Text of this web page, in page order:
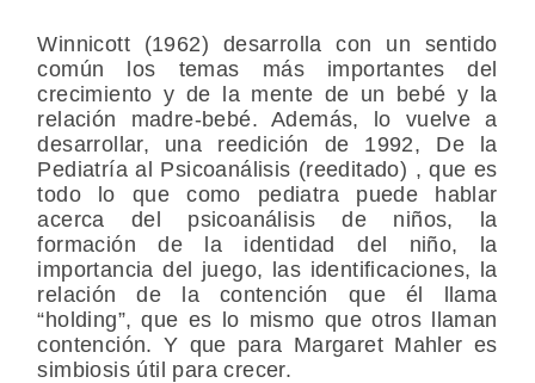
Winnicott (1962) desarrolla con un sentido
común los temas más importantes del
crecimiento y de la mente de un bebé y la
relación madre-bebé. Además, lo vuelve a
desarrollar, una reedición de 1992, De la
Pediatría al Psicoanálisis (reeditado) , que es
todo lo que como pediatra puede hablar
acerca del psicoanálisis de niños, la
formación de la identidad del niño, la
importancia del juego, las identificaciones, la
relación de la contención que él llama
“holding”, que es lo mismo que otros llaman
contención. Y que para Margaret Mahler es
simbiosis útil para crecer.